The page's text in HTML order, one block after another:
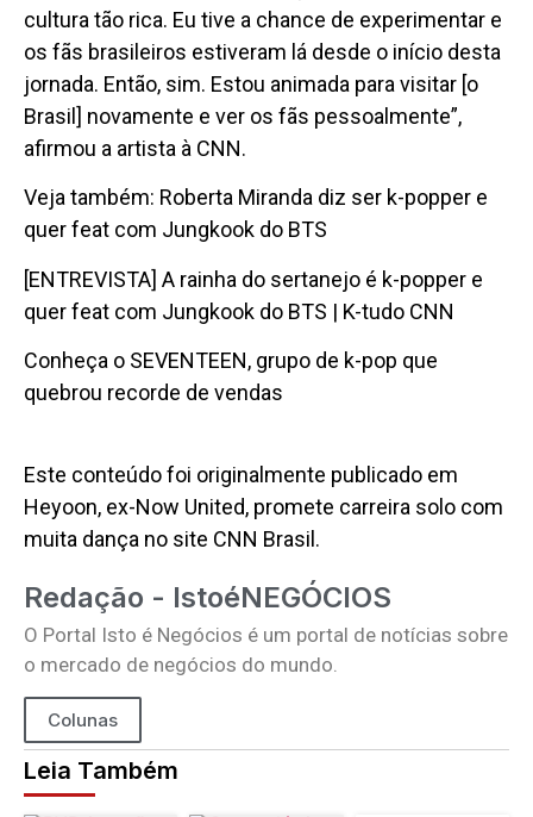
cultura tão rica. Eu tive a chance de experimentar e
os fãs brasileiros estiveram lá desde o início desta
jornada. Então, sim. Estou animada para visitar [o
Brasil] novamente e ver os fãs pessoalmente”,
afirmou a artista à CNN.
Veja também: Roberta Miranda diz ser k-popper e
quer feat com Jungkook do BTS
[ENTREVISTA] A rainha do sertanejo é k-popper e
quer feat com Jungkook do BTS | K-tudo CNN
Conheça o SEVENTEEN, grupo de k-pop que
quebrou recorde de vendas
Este conteúdo foi originalmente publicado em
Heyoon, ex-Now United, promete carreira solo com
muita dança no site CNN Brasil.
Redação - IstoéNEGÓCIOS
O Portal Isto é Negócios é um portal de notícias sobre
o mercado de negócios do mundo.
Colunas
Leia Também